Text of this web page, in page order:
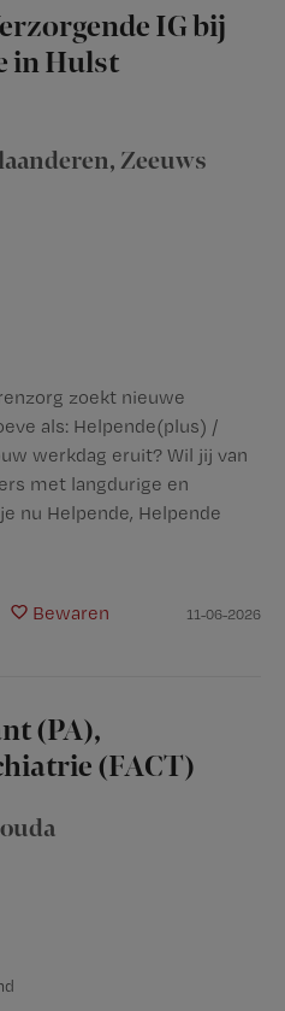
IG bij
in Hulst
, Zeeuws
zoekt nieuwe
als: Helpende(plus) /
werkdag eruit? Wil jij van
met langdurige en
nu Helpende, Helpende
Bewaren 11-06-2026
(PA),
(FACT)